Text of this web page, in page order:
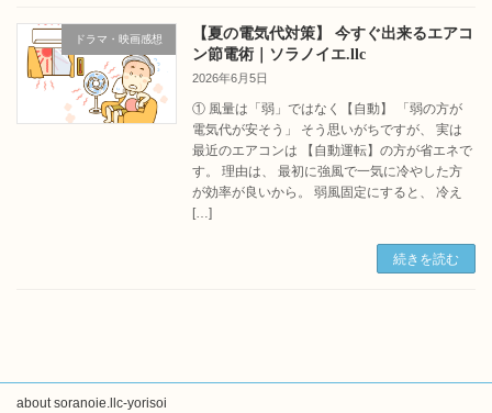
ドラマ・映画感想
【夏の電気代対策】 今すぐ出来るエアコ
ン節電術｜ソラノイエ.llc
2026年6月5日
① 風量は「弱」ではなく【自動】 「弱の方が
電気代が安そう」 そう思いがちですが、 実は
最近のエアコンは 【自動運転】の方が省エネで
す。 理由は、 最初に強風で一気に冷やした方
が効率が良いから。 弱風固定にすると、 冷え
[…]
続きを読む
about soranoie.llc-yorisoi